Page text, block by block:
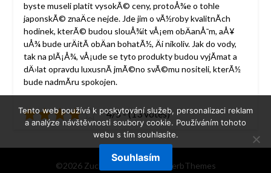
byste museli platit vysokÃ© ceny, protoÅ¾e o tohle
japonskÃ© znaÄce nejde. Jde jim o vÃ½roby kvalitnÃ­ch
hodinek, kterÃ© budou slouÅ¾it vÅ¡em obÄanÅ¯m, aÅ¥
uÅ¾ bude urÄitÃ­ obÄan bohatÃ½, Äi nikoliv. Jak do vody,
tak na plÃ¡Å¾, vÅ¡ude se tyto produkty budou vyjÃ­mat a
dÄ›lat opravdu luxusnÃ­ jmÃ©no svÃ©mu nositeli, kterÃ½
bude nadmÃ­ru spokojen.
4/5 - (13 votes)
©2026 Zucb SuperbThemes
Tento web používá k poskytování služeb, personalizaci reklam
a analýze návštěvnosti soubory cookie. Používáním tohoto
webu s tím souhlasíte.
Souhlasím